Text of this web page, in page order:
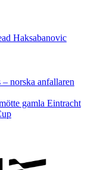
Haksabanovic
norska anfallaren
gamla Eintracht